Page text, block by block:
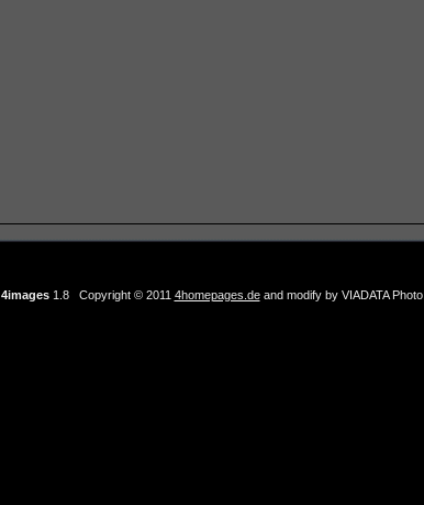
4images1.8 Copyright © 2011 4homepages.deand modify by VIADATA Photo